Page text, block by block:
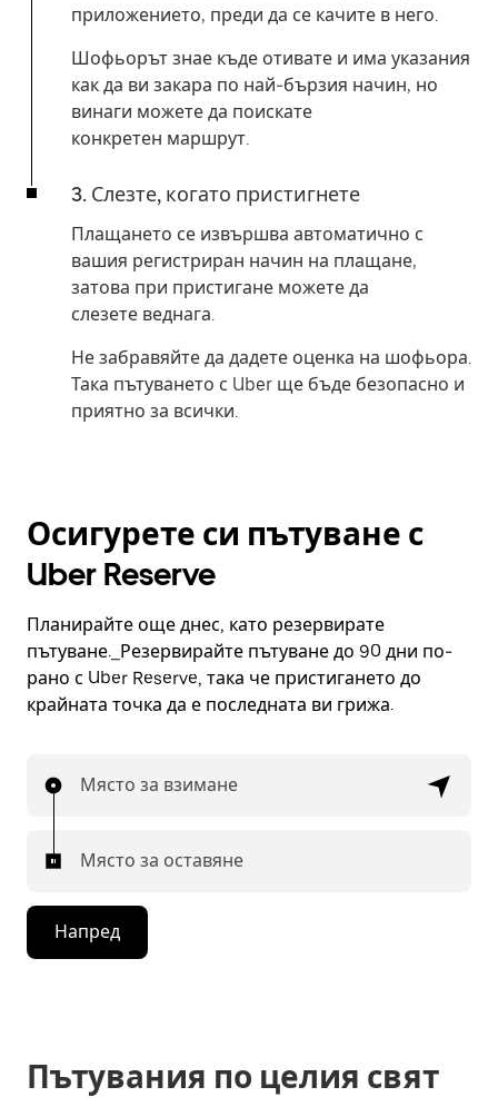
приложението, преди да се качите в него.
Шофьорът знае къде отивате и има указания
как да ви закара по най-бързия начин, но
винаги можете да поискате
конкретен маршрут.
3. Слезте, когато пристигнете
Плащането се извършва автоматично с
вашия регистриран начин на плащане,
затова при пристигане можете да
слезете веднага.
Не забравяйте да дадете оценка на шофьора.
Така пътуването с Uber ще бъде безопасно и
приятно за всички.
Осигурете си пътуване с
Uber Reserve
Планирайте още днес, като резервирате
пътуване._Резервирайте пътуване до 90 дни по-
рано с Uber Reserve, така че пристигането до
крайната точка да е последната ви грижа.
Място за взимане
Място за оставяне
Напред
Пътувания по целия свят